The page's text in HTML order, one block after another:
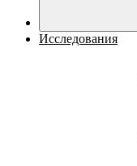
Исследования